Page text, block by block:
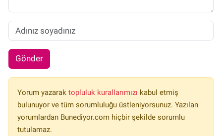
Gönder
Yorum yazarak topluluk kurallarımızı kabul etmiş
bulunuyor ve tüm sorumluluğu üstleniyorsunuz. Yazılan
yorumlardan Bunediyor.com hiçbir şekilde sorumlu
tutulamaz.